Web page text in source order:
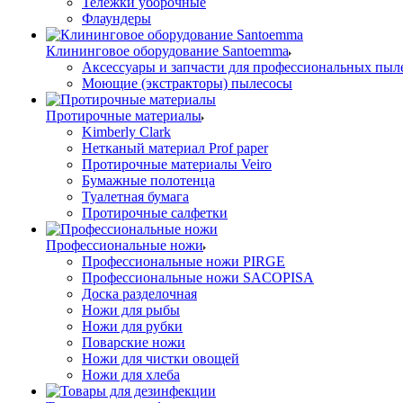
Флаундеры
Клининговое оборудование Santoemma
Аксессуары и запчасти для профессиональных
Моющие (экстракторы) пылесосы
Протирочные материалы
Kimberly Clark
Нетканый материал Prof paper
Протирочные материалы Veiro
Бумажные полотенца
Туалетная бумага
Протирочные салфетки
Профессиональные ножи
Профессиональные ножи PIRGE
Профессиональные ножи SACOPISA
Доска разделочная
Ножи для рыбы
Ножи для рубки
Поварские ножи
Ножи для чистки овощей
Ножи для хлеба